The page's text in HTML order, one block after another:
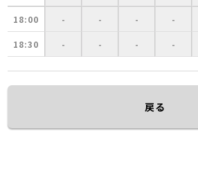
18:00 - - - -
18:30 - - - -
戻る